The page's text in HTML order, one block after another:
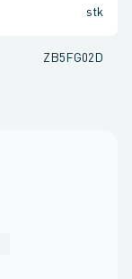
stk
ZB5FG02D